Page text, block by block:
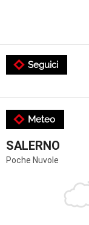
Seguici
Meteo
SALERNO
Poche Nuvole